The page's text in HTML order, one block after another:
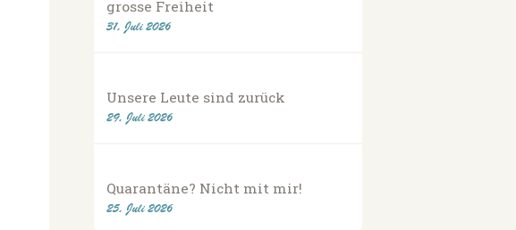
grosse Freiheit
31. Juli 2026
Unsere Leute sind zurück
29. Juli 2026
Quarantäne? Nicht mit mir!
25. Juli 2026